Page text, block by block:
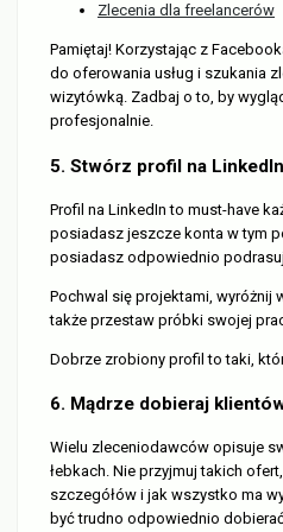
Zlecenia dla freelancerów
Pamiętaj! Korzystając z
do oferowania usług i szukania
wizytówką. Zadbaj o to, by
profesjonalnie.
5. Stwórz profil na LinkedIn
Profil na LinkedIn to must-have
posiadasz jeszcze konta w tym
posiadasz odpowiednio podrasuj.
Pochwal się projektami, wyróżnij
także przestaw próbki swojej
Dobrze zrobiony profil to taki,
6. Mądrze dobieraj
Wielu zleceniodawców opisuje
łebkach. Nie przyjmuj takich
szczegółów i jak wszystko ma
być trudno odpowiednio